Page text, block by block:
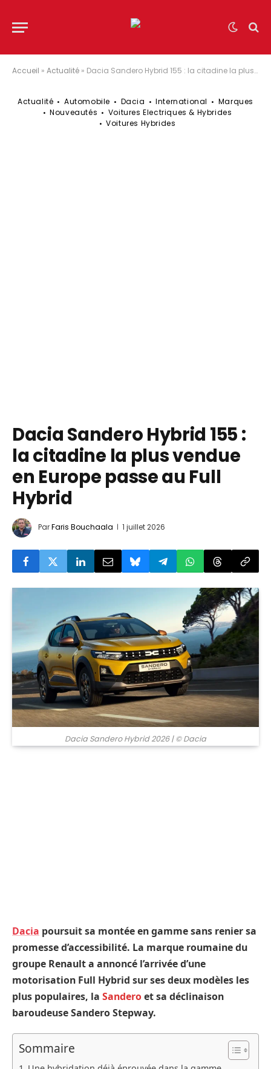
Accueil » Actualité » Dacia Sandero Hybrid 155 : la citadine la plus vendue en Europe passe au Full Hybrid
Actualité Automobile Dacia International
Marques
Nouveautés
Voitures Electriques & Hybrides
Voitures Hybrides
Dacia Sandero Hybrid 155 :
la citadine la plus vendue
en Europe passe au Full
Hybrid
ParFaris Bouchaala 1 juillet 2026
Dacia Sandero Hybrid 2026| © Dacia
Dacia poursuit sa montée en gamme sans renier sa
promesse d’accessibilité. La marque roumaine du
groupe Renault a annoncé l’arrivée d’une
motorisation Full Hybrid sur ses deux modèles les
plus populaires, la Sanderoet sa déclinaison
baroudeuse Sandero Stepway.
Sommaire